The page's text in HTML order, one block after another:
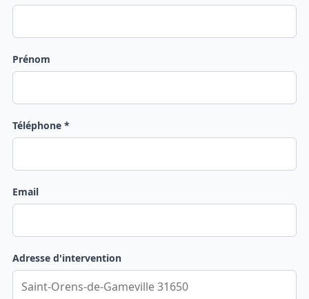
Prénom
Téléphone *
Email
Adresse d'intervention